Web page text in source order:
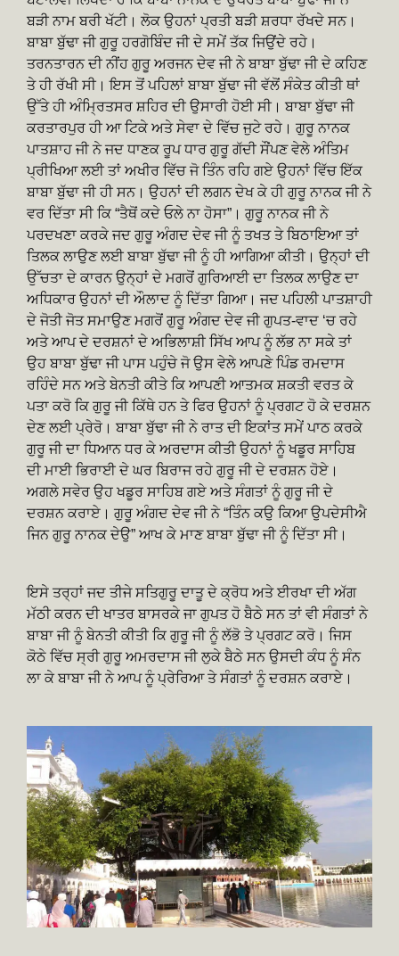
ਬੜੀ ਨਾਮ ਬਰੀ ਖੱਟੀ। ਲੋਕ ਉਹਨਾਂ ਪ੍ਰਤੀ ਬੜੀ ਸ਼ਰਧਾ ਰੱਖਦੇ ਸਨ।
ਬਾਬਾ ਬੁੱਢਾ ਜੀ ਗੁਰੂ ਹਰਗੋਬਿੰਦ ਜੀ ਦੇ ਸਮੇਂ ਤੱਕ ਜਿਉਂਦੇ ਰਹੇ।
ਤਰਨਤਾਰਨ ਦੀ ਨੀਂਹ ਗੁਰੂ ਅਰਜਨ ਦੇਵ ਜੀ ਨੇ ਬਾਬਾ ਬੁੱਢਾ ਜੀ ਦੇ ਕਹਿਣ
ਤੇ ਹੀ ਰੱਖੀ ਸੀ। ਇਸ ਤੋਂ ਪਹਿਲਾਂ ਬਾਬਾ ਬੁੱਢਾ ਜੀ ਵੱਲੋਂ ਸੰਕੇਤ ਕੀਤੀ ਥਾਂ
ਉੱਤੇ ਹੀ ਅੰਮ੍ਰਿਤਸਰ ਸ਼ਹਿਰ ਦੀ ਉਸਾਰੀ ਹੋਈ ਸੀ। ਬਾਬਾ ਬੁੱਢਾ ਜੀ
ਕਰਤਾਰਪੁਰ ਹੀ ਆ ਟਿਕੇ ਅਤੇ ਸੇਵਾ ਦੇ ਵਿੱਚ ਜੁਟੇ ਰਹੇ। ਗੁਰੂ ਨਾਨਕ
ਪਾਤਸ਼ਾਹ ਜੀ ਨੇ ਜਦ ਧਾਣਕ ਰੂਪ ਧਾਰ ਗੁਰੂ ਗੱਦੀ ਸੌਂਪਣ ਵੇਲੇ ਅੰਤਿਮ
ਪ੍ਰੀਖਿਆ ਲਈ ਤਾਂ ਅਖੀਰ ਵਿੱਚ ਜੋ ਤਿੰਨ ਰਹਿ ਗਏ ਉਹਨਾਂ ਵਿੱਚ ਇੱਕ
ਬਾਬਾ ਬੁੱਢਾ ਜੀ ਹੀ ਸਨ। ਉਹਨਾਂ ਦੀ ਲਗਨ ਦੇਖ ਕੇ ਹੀ ਗੁਰੂ ਨਾਨਕ ਜੀ ਨੇ
ਵਰ ਦਿੱਤਾ ਸੀ ਕਿ “ਤੈਥੋਂ ਕਦੇ ਓਲੇ ਨਾ ਹੋਸਾ”। ਗੁਰੂ ਨਾਨਕ ਜੀ ਨੇ
ਪਰਦਖਣਾ ਕਰਕੇ ਜਦ ਗੁਰੂ ਅੰਗਦ ਦੇਵ ਜੀ ਨੂੰ ਤਖਤ ਤੇ ਬਿਠਾਇਆ ਤਾਂ
ਤਿਲਕ ਲਾਉਣ ਲਈ ਬਾਬਾ ਬੁੱਢਾ ਜੀ ਨੂੰ ਹੀ ਆਗਿਆ ਕੀਤੀ। ਉਨ੍ਹਾਂ ਦੀ
ਉੱਚਤਾ ਦੇ ਕਾਰਨ ਉਨ੍ਹਾਂ ਦੇ ਮਗਰੋਂ ਗੁਰਿਆਈ ਦਾ ਤਿਲਕ ਲਾਉਣ ਦਾ
ਅਧਿਕਾਰ ਉਹਨਾਂ ਦੀ ਔਲਾਦ ਨੂੰ ਦਿੱਤਾ ਗਿਆ। ਜਦ ਪਹਿਲੀ ਪਾਤਸ਼ਾਹੀ
ਦੇ ਜੋਤੀ ਜੋਤ ਸਮਾਉਣ ਮਗਰੋਂ ਗੁਰੂ ਅੰਗਦ ਦੇਵ ਜੀ ਗੁਪਤ-ਵਾਦ ‘ਚ ਰਹੇ
ਅਤੇ ਆਪ ਦੇ ਦਰਸ਼ਨਾਂ ਦੇ ਅਭਿਲਾਸ਼ੀ ਸਿੱਖ ਆਪ ਨੂੰ ਲੱਭ ਨਾ ਸਕੇ ਤਾਂ
ਉਹ ਬਾਬਾ ਬੁੱਢਾ ਜੀ ਪਾਸ ਪਹੁੰਚੇ ਜੋ ਉਸ ਵੇਲੇ ਆਪਣੇ ਪਿੰਡ ਰਮਦਾਸ
ਰਹਿੰਦੇ ਸਨ ਅਤੇ ਬੇਨਤੀ ਕੀਤੇ ਕਿ ਆਪਣੀ ਆਤਮਕ ਸ਼ਕਤੀ ਵਰਤ ਕੇ
ਪਤਾ ਕਰੋ ਕਿ ਗੁਰੂ ਜੀ ਕਿੱਥੇ ਹਨ ਤੇ ਫਿਰ ਉਹਨਾਂ ਨੂੰ ਪ੍ਰਗਟ ਹੋ ਕੇ ਦਰਸ਼ਨ
ਦੇਣ ਲਈ ਪ੍ਰੇਰੋ। ਬਾਬਾ ਬੁੱਢਾ ਜੀ ਨੇ ਰਾਤ ਦੀ ਇਕਾਂਤ ਸਮੇਂ ਪਾਠ ਕਰਕੇ
ਗੁਰੂ ਜੀ ਦਾ ਧਿਆਨ ਧਰ ਕੇ ਅਰਦਾਸ ਕੀਤੀ ਉਹਨਾਂ ਨੂੰ ਖਡੂਰ ਸਾਹਿਬ
ਦੀ ਮਾਈ ਭਿਰਾਈ ਦੇ ਘਰ ਬਿਰਾਜ ਰਹੇ ਗੁਰੂ ਜੀ ਦੇ ਦਰਸ਼ਨ ਹੋਏ।
ਅਗਲੇ ਸਵੇਰ ਉਹ ਖਡੂਰ ਸਾਹਿਬ ਗਏ ਅਤੇ ਸੰਗਤਾਂ ਨੂੰ ਗੁਰੂ ਜੀ ਦੇ
ਦਰਸ਼ਨ ਕਰਾਏ। ਗੁਰੂ ਅੰਗਦ ਦੇਵ ਜੀ ਨੇ “ਤਿੰਨ ਕਉ ਕਿਆ ਉਪਦੇਸੀਐ
ਜਿਨ ਗੁਰੂ ਨਾਨਕ ਦੇਉ” ਆਖ ਕੇ ਮਾਣ ਬਾਬਾ ਬੁੱਢਾ ਜੀ ਨੂੰ ਦਿੱਤਾ ਸੀ।
ਇਸੇ ਤਰ੍ਹਾਂ ਜਦ ਤੀਜੇ ਸਤਿਗੁਰੂ ਦਾਤੂ ਦੇ ਕ੍ਰੋਧ ਅਤੇ ਈਰਖਾ ਦੀ ਅੱਗ
ਮੱਠੀ ਕਰਨ ਦੀ ਖਾਤਰ ਬਾਸਰਕੇ ਜਾ ਗੁਪਤ ਹੋ ਬੈਠੇ ਸਨ ਤਾਂ ਵੀ ਸੰਗਤਾਂ ਨੇ
ਬਾਬਾ ਜੀ ਨੂੰ ਬੇਨਤੀ ਕੀਤੀ ਕਿ ਗੁਰੂ ਜੀ ਨੂੰ ਲੱਭੋ ਤੇ ਪ੍ਰਗਟ ਕਰੋ। ਜਿਸ
ਕੋਠੇ ਵਿੱਚ ਸ੍ਰੀ ਗੁਰੂ ਅਮਰਦਾਸ ਜੀ ਲੁਕੇ ਬੈਠੇ ਸਨ ਉਸਦੀ ਕੰਧ ਨੂੰ ਸੰਨ
ਲਾ ਕੇ ਬਾਬਾ ਜੀ ਨੇ ਆਪ ਨੂੰ ਪ੍ਰੇਰਿਆ ਤੇ ਸੰਗਤਾਂ ਨੂੰ ਦਰਸ਼ਨ ਕਰਾਏ।